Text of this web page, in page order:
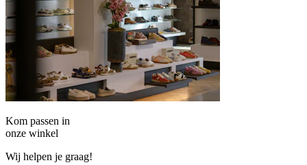
Kom passen in
onze winkel
Wij helpen je graag!